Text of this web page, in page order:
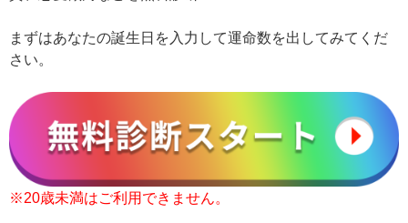
まずはあなたの誕生日を入力して運命数を出してみてくだ
さい。
※20歳未満はご利用できません。